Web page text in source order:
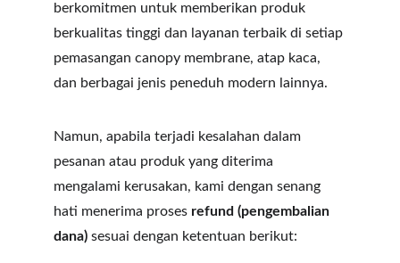
berkomitmen untuk memberikan produk
berkualitas tinggi dan layanan terbaik di setiap
pemasangan canopy membrane, atap kaca,
dan berbagai jenis peneduh modern lainnya.
Namun, apabila terjadi kesalahan dalam
pesanan atau produk yang diterima
mengalami kerusakan, kami dengan senang
hati menerima proses refund (pengembalian
dana) sesuai dengan ketentuan berikut: